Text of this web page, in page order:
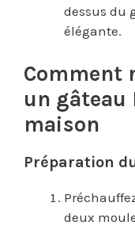
dessus du
élégante.
Comment
un gâteau
maison
Préparation
deux